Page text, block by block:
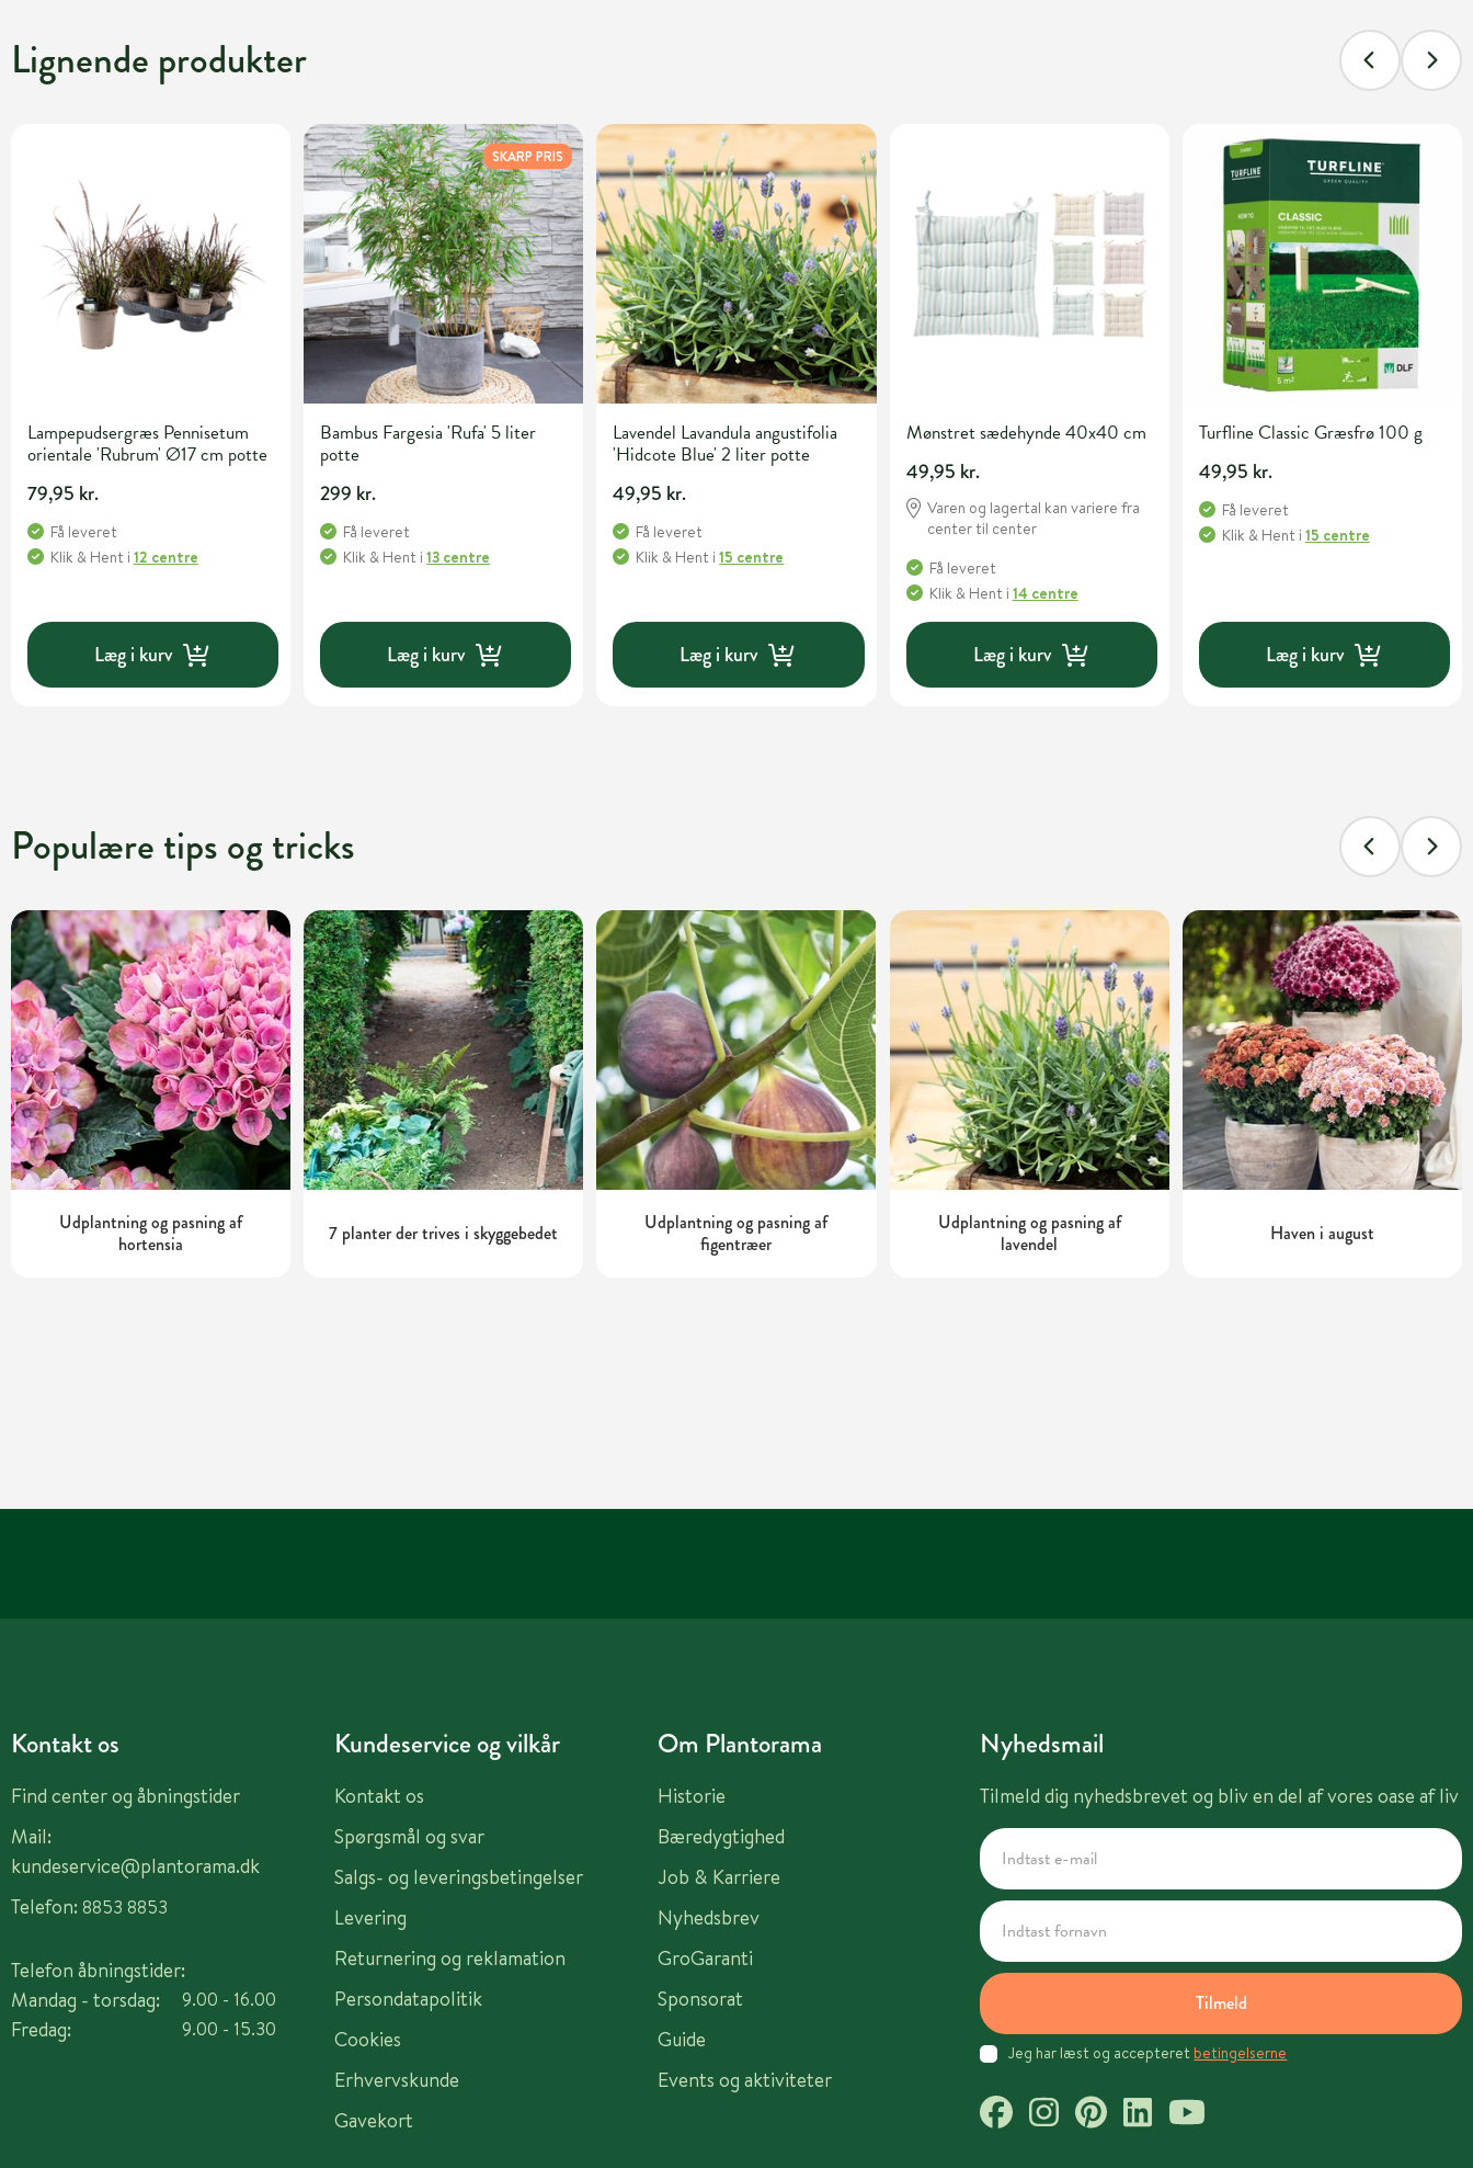
Lignende produkter
Lampepudsergræs Pennisetum
orientale 'Rubrum' Ø17 cm potte
79,95 kr.
Få leveret
Klik & Hent i 12 centre
Læg i kurv
SKARP PRIS
Bambus Fargesia 'Rufa' 5 liter
potte
299 kr.
Få leveret
Klik & Hent i13 centre
Læg i kurv
Lavendel Lavandula angustifolia
'Hidcote Blue' 2 liter potte
49,95 kr.
Få leveret
Klik & Hent i15 centre
Læg i kurv
Mønstret sædehynde 40x40 cm
49,95 kr.
Varen og lagertal kan variere fra
center til center
Få leveret
Klik & Hent i 14 centre
Læg i kurv
Turfline Classic Græsfrø 100 g
49,95 kr.
Få leveret
Klik & Hent i 15 centre
Læg i kurv
Populære tips og tricks
Udplantning og pasning af
hortensia
7 planter der trives i skyggebedet
Udplantning og pasning af
figentræer
Udplantning og pasning af
lavendel
Haven i august
Kontakt os
Find center og åbningstider
Mail:
kundeservice@plantorama.dk
Telefon: 8853 8853
Telefon åbningstider:
Mandag - torsdag:
Fredag:
9.00 - 16.00
9.00 - 15.30
Kundeservice og vilkår
Kontakt os
Spørgsmål og svar
Salgs- og leveringsbetingelser
Levering
Returnering og reklamation
Persondatapolitik
Cookies
Erhvervskunde
Gavekort
Om Plantorama
Historie
Bæredygtighed
Job & Karriere
Nyhedsbrev
GroGaranti
Sponsorat
Guide
Events og aktiviteter
Nyhedsmail
Tilmeld dig nyhedsbrevet og bliv en del af vores oase af liv
Tilmeld
Jeg har læst og accepteret betingelserne